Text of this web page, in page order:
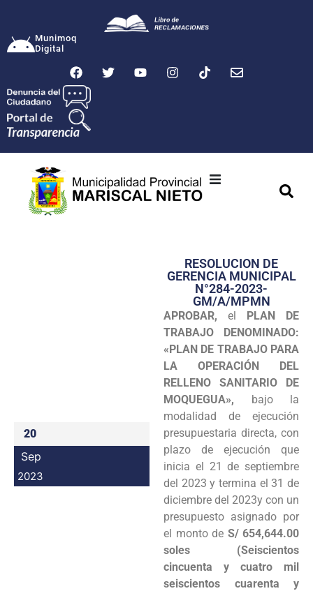
Munimoq
Digital
Transparencia
Seguridad
Programas
Intranet
20
Sep
2023
RESOLUCION DE
GERENCIA MUNICIPAL
N°284-2023-
GM/A/MPMN
APROBAR, el PLAN DE
TRABAJO DENOMINADO:
«PLAN DE TRABAJO PARA
LA OPERACIÓN DEL
RELLENO SANITARIO DE
MOQUEGUA», bajo la
modalidad de ejecución
presupuestaria directa, con
plazo de ejecución que
inicia el 21 de septiembre
del 2023 y termina el 31 de
diciembre del 2023y con un
presupuesto asignado por
el monto de S/ 654,644.00
soles (Seiscientos
cincuenta y cuatro mil
seiscientos cuarenta y